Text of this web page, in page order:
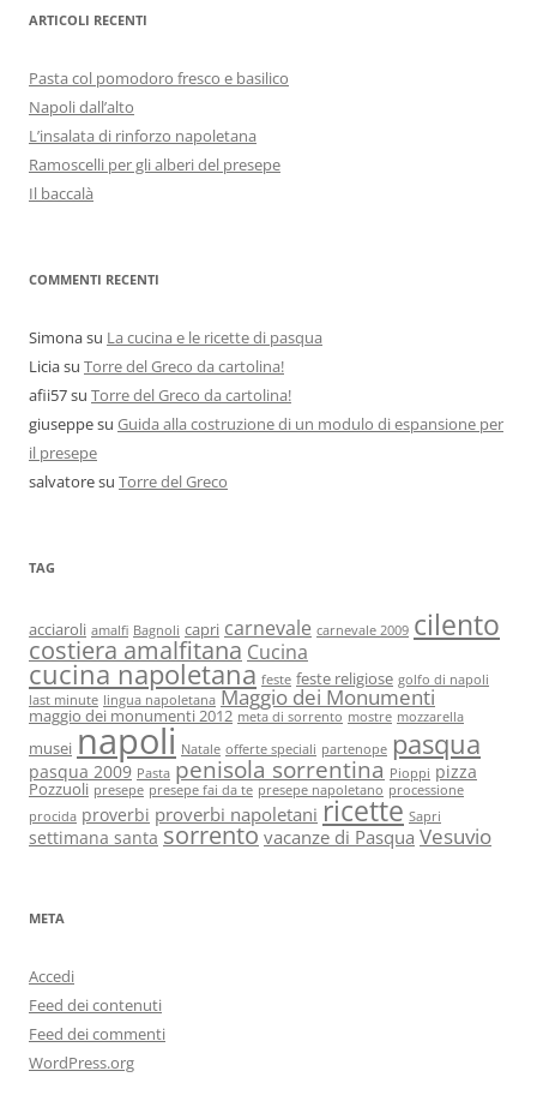
ARTICOLI RECENTI
Pasta col pomodoro fresco e basilico
Napoli dall’alto
L’insalata di rinforzo napoletana
Ramoscelli per gli alberi del presepe
Il baccalà
COMMENTI RECENTI
Simonasu La cucina e le ricette di pasqua
Liciasu Torre del Greco da cartolina!
afii57su Torre del Greco da cartolina!
giuseppesu Guida alla costruzione di un modulo di espansione per
il presepe
salvatoresu Torre del Greco
TAG
acciaroli amalfi Bagnoli capri carnevale carnevale 2009 cilento
costiera amalfitana Cucina
cucina napoletana feste feste religiose golfo di napoli
last minute lingua napoletana Maggio dei Monumenti
maggio dei monumenti 2012 meta di sorrento mostre mozzarella
musei napoli Natale offerte speciali partenope pasqua
pasqua 2009 Pasta penisola sorrentina Pioppi pizza
Pozzuoli presepe presepe fai da te presepe napoletano processione
procida proverbi proverbi napoletani ricette Sapri
settimana santa sorrento vacanze di Pasqua Vesuvio
META
Accedi
Feed dei contenuti
Feed dei commenti
WordPress.org